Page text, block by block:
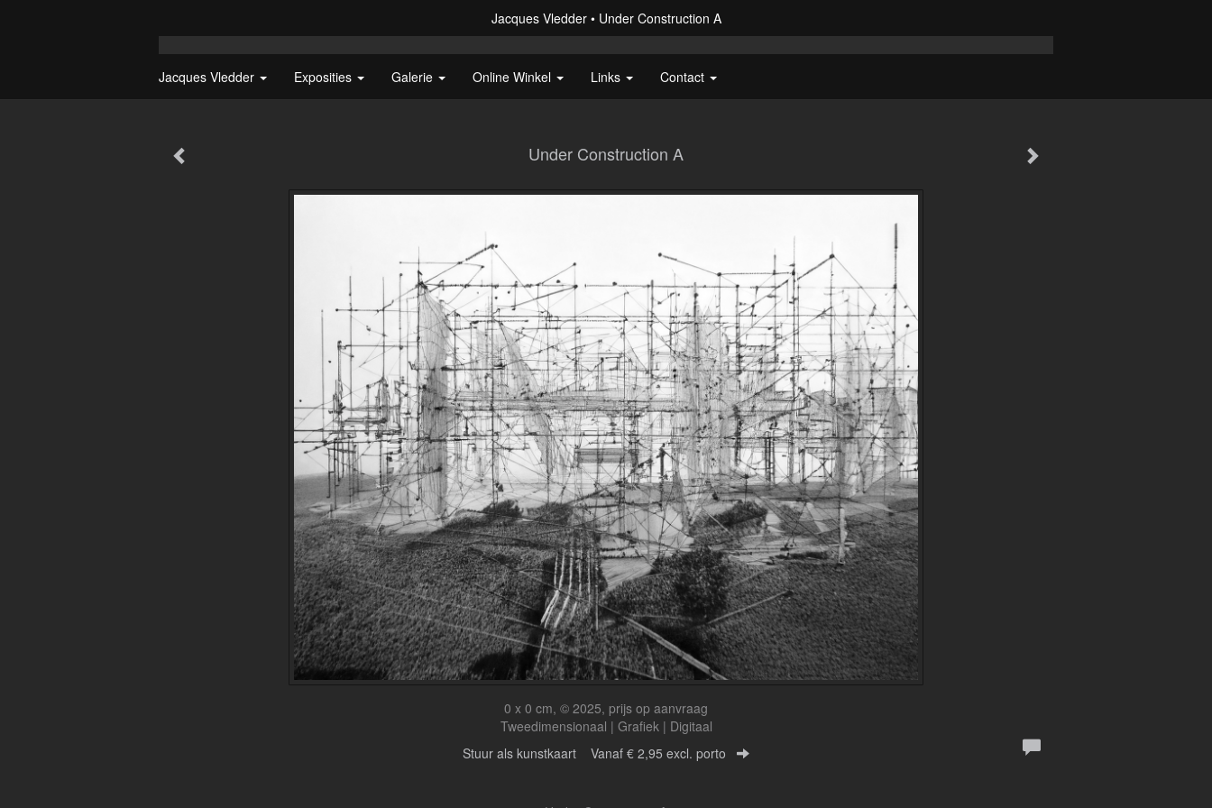
Jacques Vledder Under Construction A
Jacques Vledder Exposities Galerie Online Winkel Links Contact
Under Construction A
0 x 0 cm, © 2025, prijs op aanvraag
Tweedimensionaal | Grafiek | Digitaal
Stuur als kunstkaart Vanaf € 2,95 excl. porto